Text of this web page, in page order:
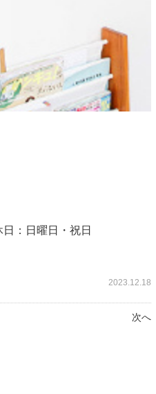
：日曜日・祝日
2023.12.18
次へ